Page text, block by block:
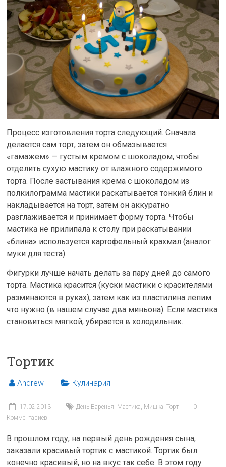
Процесс изготовления торта следующий. Сначала
делается сам торт, затем он обмазывается
«гамажем» — густым кремом с шоколадом, чтобы
отделить сухую мастику от влажного содержимого
торта. После застывания крема с шоколадом из
полкилограмма мастики раскатывается тонкий блин и
накладывается на торт, затем он аккуратно
разглаживается и принимает форму торта. Чтобы
мастика не прилипала к столу при раскатывании
«блина» используется картофельный крахмал (аналог
муки для теста).
Фигурки лучше начать делать за пару дней до самого
торта. Мастика красится (куски мастики с красителями
разминаются в руках), затем как из пластилина лепим
что нужно (в нашем случае два миньона). Если мастика
становиться мягкой, убирается в холодильник.
Тортик
Andrew Кулинария
17.02.2013 День Варенья, Мастика, Мишка,Торт
0
Комментариев
В прошлом году, на первый день рождения сына,
заказали красивый тортик с мастикой. Тортик был
конечно красивый, но на вкус так себе. В этом году